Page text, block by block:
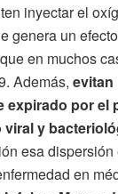
inyectar el
genera un
en muchos
Además, evitan
expirado por el
y
esa
en